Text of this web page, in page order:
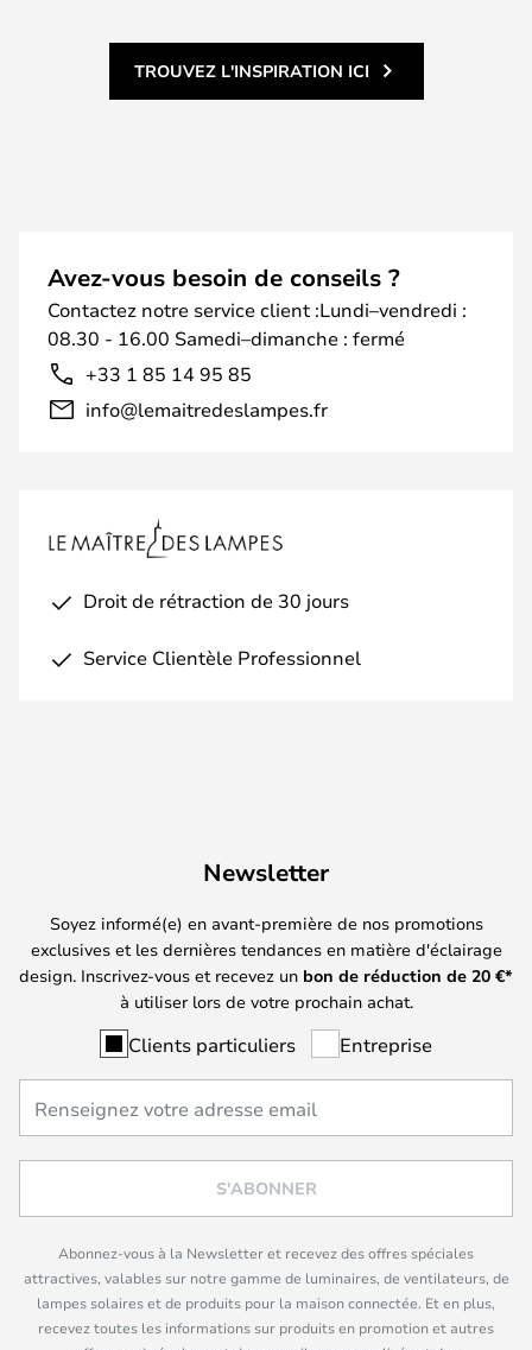
TROUVEZ L'INSPIRATION ICI
Avez-vous besoin de conseils ?
Contactez notre service client :Lundi–vendredi :
08.30 - 16.00 Samedi–dimanche : fermé
+33 1 85 14 95 85
info@lemaitredeslampes.fr
Droit de rétraction de 30 jours
Service Clientèle Professionnel
Newsletter
Soyez informé(e) en avant-première de nos promotions
exclusives et les dernières tendances en matière d'éclairage
design. Inscrivez-vous et recevez un bon de réduction de 20 €*
à utiliser lors de votre prochain achat.
Clients particuliers Entreprise
S'ABONNER
Abonnez-vous à la Newsletter et recevez des offres spéciales
attractives, valables sur notre gamme de luminaires, de ventilateurs, de
lampes solaires et de produits pour la maison connectée. Et en plus,
recevez toutes les informations sur produits en promotion et autres